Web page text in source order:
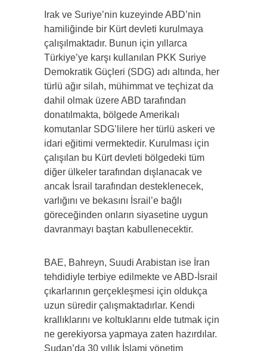
Irak ve Suriye’nin kuzeyinde ABD’nin
hamiliğinde bir Kürt devleti kurulmaya
çalışılmaktadır. Bunun için yıllarca
Türkiye’ye karşı kullanılan PKK Suriye
Demokratik Güçleri (SDG) adı altında, her
türlü ağır silah, mühimmat ve teçhizat da
dahil olmak üzere ABD tarafından
donatılmakta, bölgede Amerikalı
komutanlar SDG’lilere her türlü askeri ve
idari eğitimi vermektedir. Kurulması için
çalışılan bu Kürt devleti bölgedeki tüm
diğer ülkeler tarafından dışlanacak ve
ancak İsrail tarafından desteklenecek,
varlığını ve bekasını İsrail’e bağlı
göreceğinden onların siyasetine uygun
davranmayı baştan kabullenecektir.
BAE, Bahreyn, Suudi Arabistan ise İran
tehdidiyle terbiye edilmekte ve ABD-İsrail
çıkarlarının gerçekleşmesi için oldukça
uzun süredir çalışmaktadırlar. Kendi
krallıklarını ve koltuklarını elde tutmak için
ne gerekiyorsa yapmaya zaten hazırdılar.
Sudan’da 30 yıllık İslami yönetim